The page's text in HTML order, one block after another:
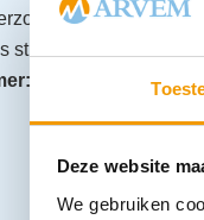
Deze website
We gebruiken
stuks